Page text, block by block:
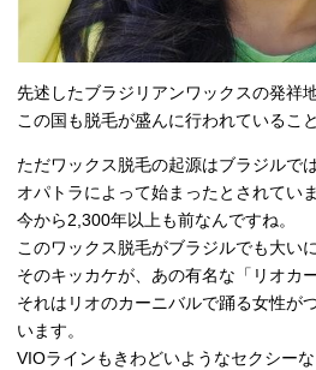
先述したブラジリアンワックスの発祥
この国も脱毛が盛んに行われているこ
ただワックス脱毛の起源はブラジルで
オパトラによって始まったとされていま
今から2,300年以上も前なんですね。
このワックス脱毛がブラジルでも大い
そのキッカケが、あの有名な「リオカ
それはリオのカーニバルで踊る女性が
います。
VIOラインもきわどいようなセクシー